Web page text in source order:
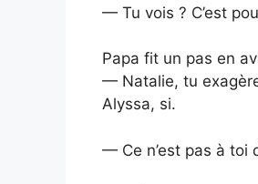
— Tu vois ? C’est
Papa fit un pas en
— Natalie, tu
Alyssa, si.
— Ce n’est pas à toi